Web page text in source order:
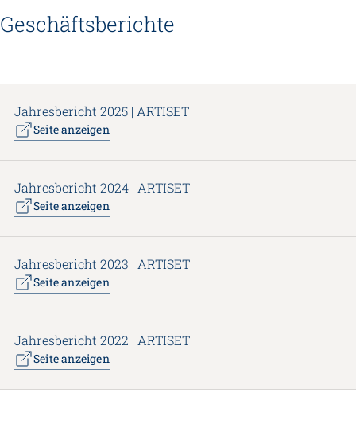
Geschäftsberichte
Jahresbericht 2025 | ARTISET
Seite anzeigen
Jahresbericht 2024 | ARTISET
Seite anzeigen
Jahresbericht 2023 | ARTISET
Seite anzeigen
Jahresbericht 2022 | ARTISET
Seite anzeigen